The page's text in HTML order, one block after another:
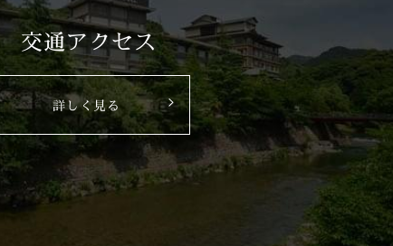
交通アクセス
詳しく見る